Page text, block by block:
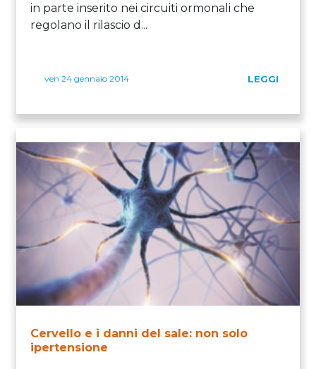
in parte inserito nei circuiti ormonali che
regolano il rilascio d...
ven 24 gennaio 2014 LEGGI
Cervello e i danni del sale: non solo
ipertensione